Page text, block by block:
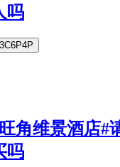
吗
角维景酒店#
吗